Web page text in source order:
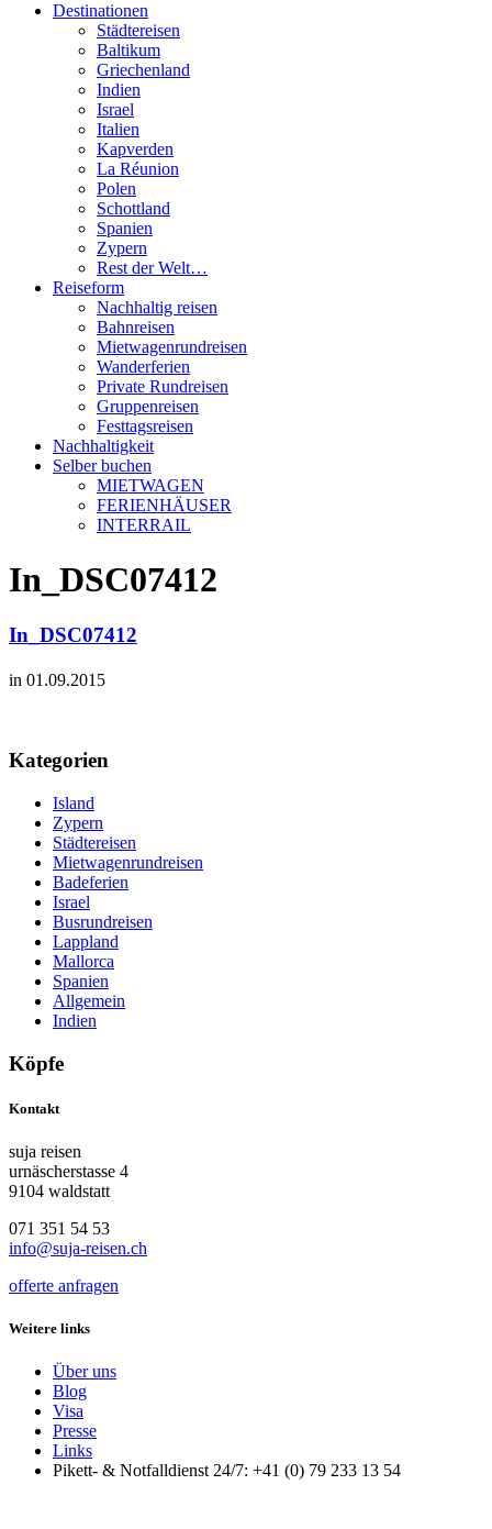
Destinationen
Städtereisen
Baltikum
Griechenland
Indien
Israel
Italien
Kapverden
La Réunion
Polen
Schottland
Spanien
Zypern
Rest der Welt…
Reiseform
Nachhaltig reisen
Bahnreisen
Mietwagenrundreisen
Wanderferien
Private Rundreisen
Gruppenreisen
Festtagsreisen
Nachhaltigkeit
Selber buchen
MIETWAGEN
FERIENHÄUSER
INTERRAIL
In_DSC07412
In_DSC07412
in 01.09.2015
Kategorien
Island
Zypern
Städtereisen
Mietwagenrundreisen
Badeferien
Israel
Busrundreisen
Lappland
Mallorca
Spanien
Allgemein
Indien
Köpfe
Kontakt
suja reisen
urnäscherstasse 4
9104 waldstatt
071 351 54 53
info@suja-reisen.ch
offerte anfragen
Weitere links
Über uns
Blog
Visa
Presse
Links
Pikett- & Notfalldienst 24/7: +41 (0) 79 233 13 54